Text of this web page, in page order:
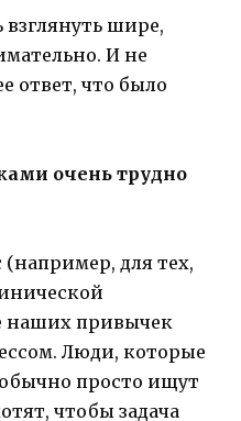
взглянуть шире,
И не
ответ, что было
очень трудно
для тех,
наших привычек
Люди, которые
обычно просто ищут
чтобы задача